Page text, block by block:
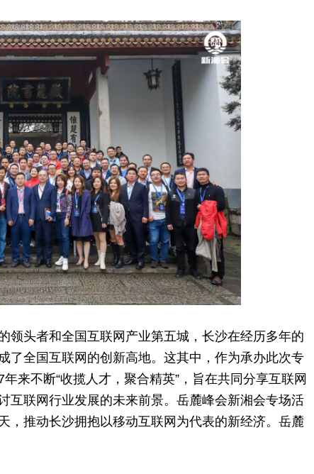
领头者和全国互联网产业第五城，长沙在经历多年的
了全国互联网的创新高地。这其中，作为承办此次专
来不断“收揽人才，聚合精英”，旨在共同分享互联网
互联网行业发展的未来前景。岳麓峰会新湘会专场活
，推动长沙拥抱以移动互联网为代表的新经济。岳麓